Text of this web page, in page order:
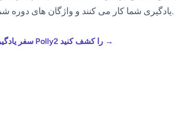
یادگیری شما کار می کنند و واژگان های دوره شما را تقویت می کنند.
سفر یادگیری Polly2 را کشف کنید →